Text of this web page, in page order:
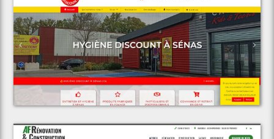
Voir le projet
Espace Discount